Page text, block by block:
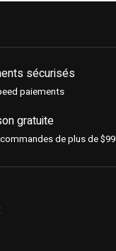
sécurisés
paiements
gratuite
de plus de $99